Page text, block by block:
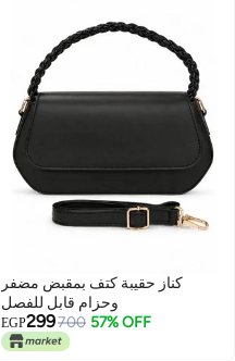
5
كناز حقيبة كتف بمقبض مضفر
وحزام قابل للفصل
EGP299700 57% OFF